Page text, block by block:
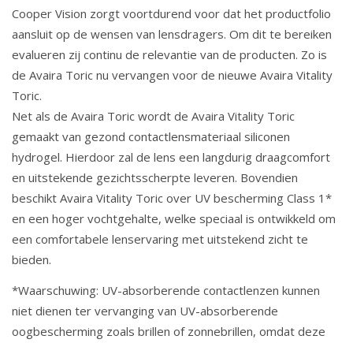
Cooper Vision zorgt voortdurend voor dat het productfolio
aansluit op de wensen van lensdragers. Om dit te bereiken
evalueren zij continu de relevantie van de producten. Zo is
de Avaira Toric nu vervangen voor de nieuwe Avaira Vitality
Toric.
Net als de Avaira Toric wordt de Avaira Vitality Toric
gemaakt van gezond contactlensmateriaal siliconen
hydrogel. Hierdoor zal de lens een langdurig draagcomfort
en uitstekende gezichtsscherpte leveren. Bovendien
beschikt Avaira Vitality Toric over UV bescherming Class 1*
en een hoger vochtgehalte, welke speciaal is ontwikkeld om
een comfortabele lenservaring met uitstekend zicht te
bieden.
*Waarschuwing: UV-absorberende contactlenzen kunnen
niet dienen ter vervanging van UV-absorberende
oogbescherming zoals brillen of zonnebrillen, omdat deze